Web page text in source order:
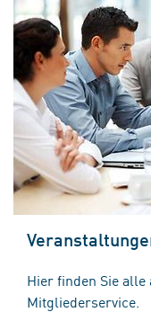
Hier finden Sie
Mitgliederservice.